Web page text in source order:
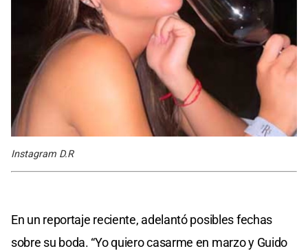
Instagram D.R
En un reportaje reciente, adelantó posibles fechas
sobre su boda. “Yo quiero casarme en marzo y Guido